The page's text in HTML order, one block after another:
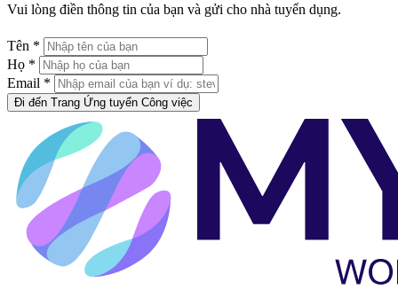
Vui lòng điền thông tin của bạn và gửi cho nhà tuyển dụng.
Tên *
Họ *
Email *
Đi đến Trang Ứng tuyển Công việc